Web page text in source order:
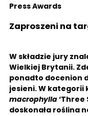
Press Awards
Zaproszeni na
W składzie jury
Wielkiej Brytanii.
ponadto docenion
jesieni. W
macrophylla
doskonała roślina